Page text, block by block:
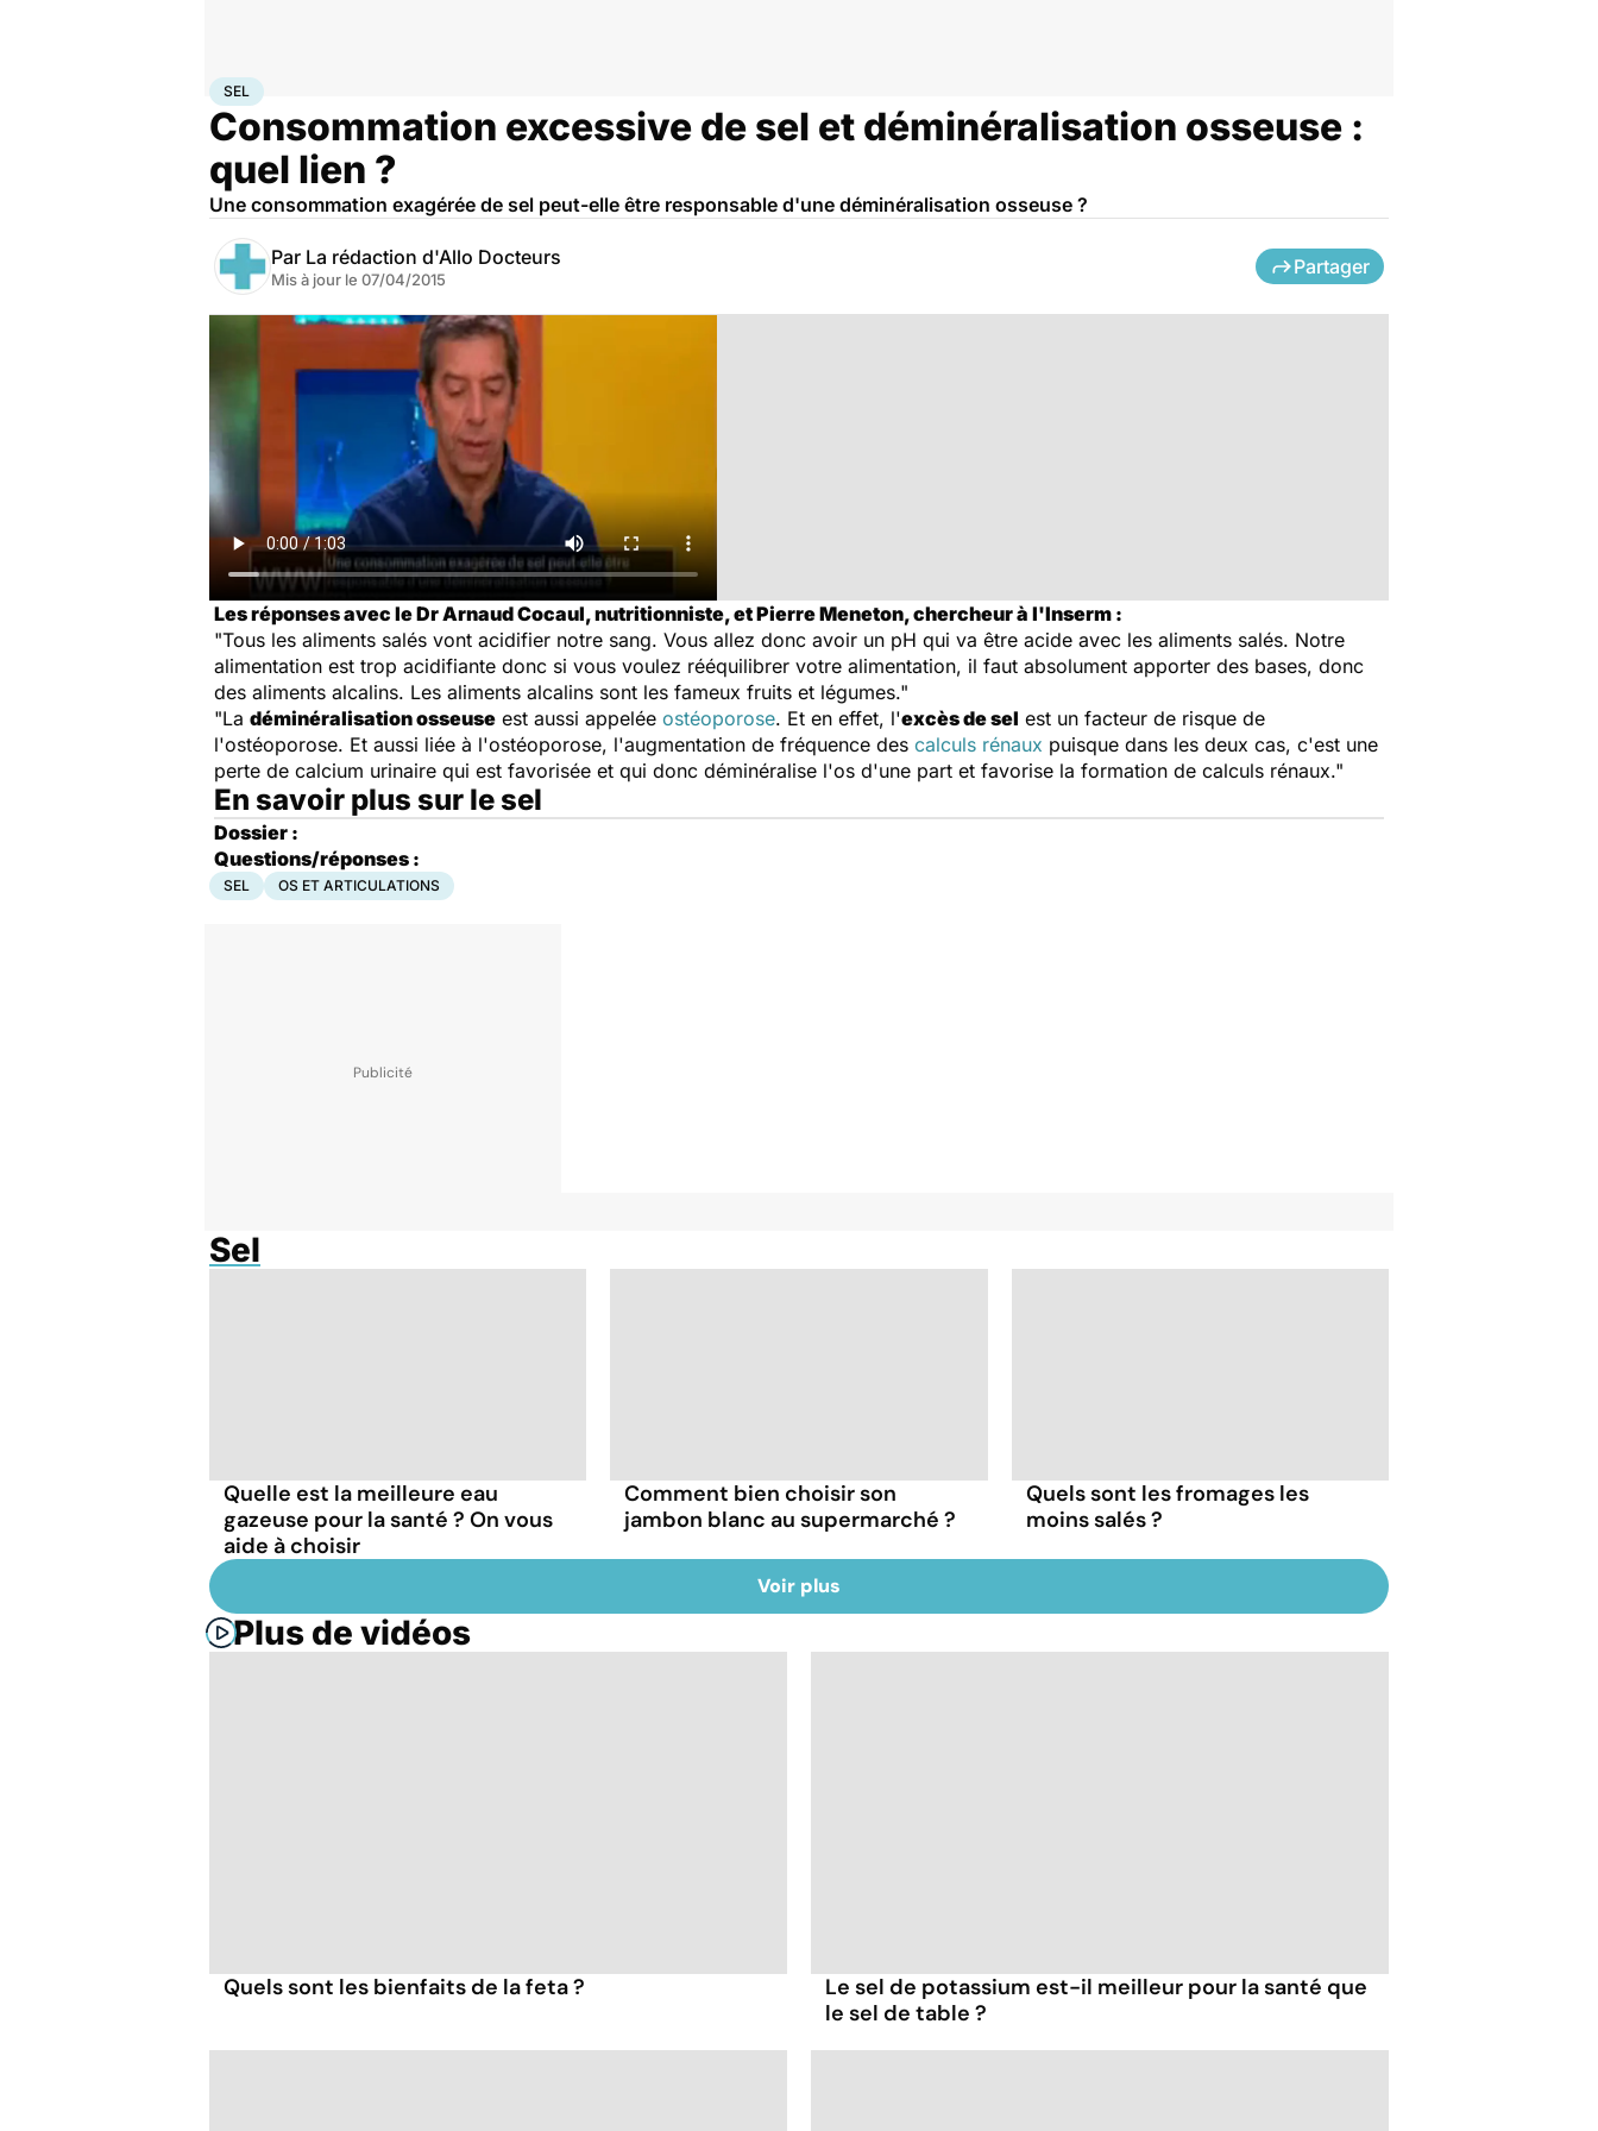
Accueil Santé
SEL
Consommation excessive de sel et déminéralisation osseuse :
quel lien ?
Une consommation exagérée de sel peut-elle être responsable d'une déminéralisation osseuse ?
Par La rédaction d'Allo Docteurs
Mis à jour le 07/04/2015
Partager
Les réponses avec le Dr Arnaud Cocaul, nutritionniste, et Pierre Meneton, chercheur à l'Inserm :
"Tous les aliments salés vont acidifier notre sang. Vous allez donc avoir un pH qui va être acide avec les aliments salés. Notre
alimentation est trop acidifiante donc si vous voulez rééquilibrer votre alimentation, il faut absolument apporter des bases, donc
des aliments alcalins. Les aliments alcalins sont les fameux fruits et légumes."
"La déminéralisation osseuse est aussi appelée ostéoporose. Et en effet, l'excès de sel est un facteur de risque de
l'ostéoporose. Et aussi liée à l'ostéoporose, l'augmentation de fréquence des calculs rénaux puisque dans les deux cas, c'est une
perte de calcium urinaire qui est favorisée et qui donc déminéralise l'os d'une part et favorise la formation de calculs rénaux."
En savoir plus sur le sel
Dossier :
Questions/réponses :
SEL OS ET ARTICULATIONS
Sel
Quelle est la meilleure eau
gazeuse pour la santé ? On vous
aide à choisir
Comment bien choisir son
jambon blanc au supermarché ?
Quels sont les fromages les
moins salés ?
Voir plus
Plus de vidéos
Quels sont les bienfaits de la feta ?
Le sel de potassium est-il meilleur pour la santé que
le sel de table ?